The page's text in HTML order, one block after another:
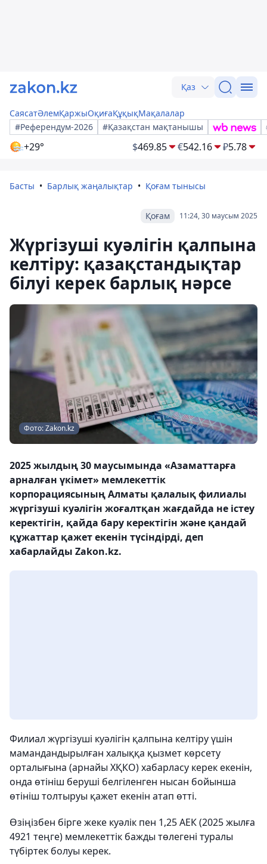
Қаз
СаясатӘлемҚаржыОқиғаҚұқықМақалалар
#Референдум-2026
#Қазақстан мақтанышы
+29° $469.85 €542.16 ₽5.78
Басты Барлық жаңалықтар Қоғам тынысы
11:24, 30 маусым 2025
Қоғам
Жүргізуші куәлігін қалпына
келтіру: қазақстандықтар
білуі керек барлық нәрсе
Фото: Zakon.kz
2025 жылдың 30 маусымында «Азаматтарға
арналған үкімет» мемлекеттік
корпорациясының Алматы қалалық филиалы
жүргізуші куәлігін жоғалтқан жағдайда не істеу
керектігін, қайда бару керектігін және қандай
құжаттар қажет екенін түсіндірді, деп
хабарлайды Zakon.kz.
Филиал жүргізуші куәлігін қалпына келтіру үшін
мамандандырылған халыққа қызмет көрсету
орталығына (арнайы ХҚКО) хабарласу керек екенін,
онда өтініш беруші белгіленген нысан бойынша
өтініш толтыруы қажет екенін атап өтті.
Өзіңізбен бірге жеке куәлік пен 1,25 АЕК (2025 жылға
4921 теңге) мемлекеттік бажды төлегені туралы
түбіртек болуы керек.